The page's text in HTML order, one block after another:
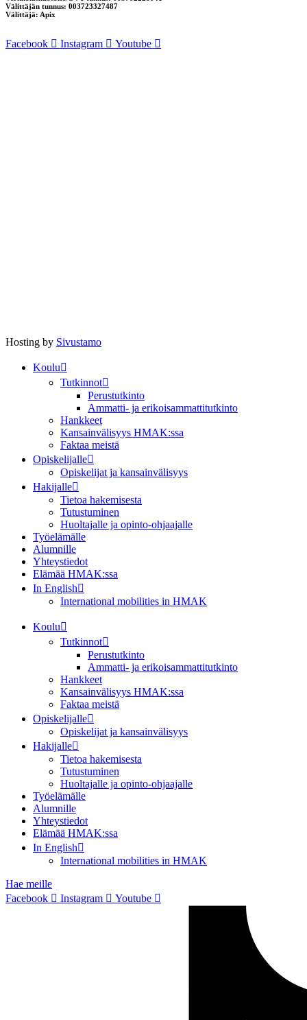
Välittäjän tunnus: 003723327487
Välittäjä: Apix
Facebook Instagram Youtube
Hosting by Sivustamo
Koulu
Tutkinnot
Perustutkinto
Ammatti- ja erikoisammattitutkinto
Hankkeet
Kansainvälisyys HMAK:ssa
Faktaa meistä
Opiskelijalle
Opiskelijat ja kansainvälisyys
Hakijalle
Tietoa hakemisesta
Tutustuminen
Huoltajalle ja opinto-ohjaajalle
Työelämälle
Alumnille
Yhteystiedot
Elämää HMAK:ssa
In English
International mobilities in HMAK
Koulu
Tutkinnot
Perustutkinto
Ammatti- ja erikoisammattitutkinto
Hankkeet
Kansainvälisyys HMAK:ssa
Faktaa meistä
Opiskelijalle
Opiskelijat ja kansainvälisyys
Hakijalle
Tietoa hakemisesta
Tutustuminen
Huoltajalle ja opinto-ohjaajalle
Työelämälle
Alumnille
Yhteystiedot
Elämää HMAK:ssa
In English
International mobilities in HMAK
Hae meille
Facebook
Instagram Youtube